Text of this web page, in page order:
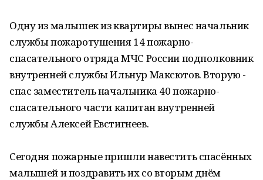
Одну из малышек из квартиры вынес начальник
службы пожаротушения 14 пожарно-
спасательного отряда МЧС России подполковник
внутренней службы Ильнур Максютов. Вторую -
спас заместитель начальника 40 пожарно-
спасательного части капитан внутренней
службы Алексей Евстигнеев.
Сегодня пожарные пришли навестить спасённых
малышей и поздравить их со вторым днём